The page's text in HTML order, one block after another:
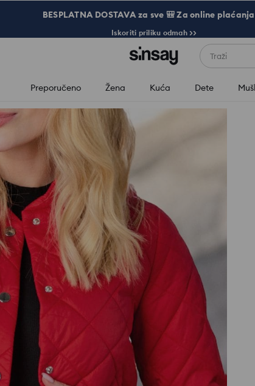
BESPLATNA DOSTAVA za sve 🎒 Za online
Iskoriti priliku odmah >>
Traži
Preporučeno Žena Kuća Dete